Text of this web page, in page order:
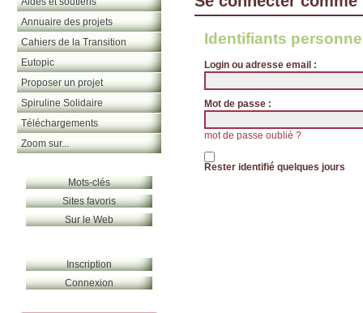
Identifiants
Login ou adresse email :
Mot de passe :
mot de passe oublié ?
Rester identifié quelques jours
Annuaire des projets
Cahiers de la Transition
Eutopic
Proposer un projet
Spiruline Solidaire
Téléchargements
Zoom sur...
Mots-clés
Sites favoris
Sur le Web
Inscription
Connexion